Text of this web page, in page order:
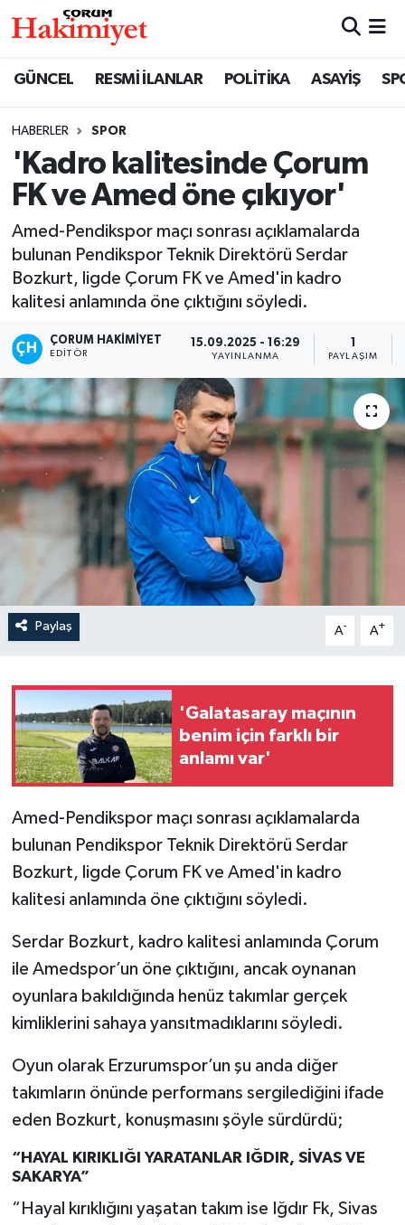
GÜNCEL RESMİ İLANLAR POLİTİKA ASAYİŞ
HABERLER SPOR
'Kadro kalitesinde Çorum
FK ve Amed öne çıkıyor'
Amed-Pendikspor maçı sonrası açıklamalarda
bulunan Pendikspor Teknik Direktörü Serdar
Bozkurt, ligde Çorum FK ve Amed'in kadro
kalitesi anlamında öne çıktığını söyledi.
ÇORUM HAKIMIYET
EDITÖR
15.09.2025 - 16:29
YAYINLANMA
1
PAYLAŞIM
Paylaş A- A+
'Galatasaray maçının
benim için farklı bir
anlamı var'
Amed-Pendikspor maçı sonrası açıklamalarda
bulunan Pendikspor Teknik Direktörü Serdar
Bozkurt, ligde Çorum FK ve Amed'in kadro
kalitesi anlamında öne çıktığını söyledi.
Serdar Bozkurt, kadro kalitesi anlamında Çorum
ile Amedspor’un öne çıktığını, ancak oynanan
oyunlara bakıldığında henüz takımlar gerçek
kimliklerini sahaya yansıtmadıklarını söyledi.
Oyun olarak Erzurumspor’un şu anda diğer
takımların önünde performans sergilediğini ifade
eden Bozkurt, konuşmasını şöyle sürdürdü;
“HAYAL KIRIKLIĞI YARATANLAR IĞDIR, SİVAS VE
SAKARYA”
“Hayal kırıklığını yaşatan takım ise Iğdır Fk, Sivas
SAĞLIK
ASAYİŞ
EKONOMİ
GÜNCEL
AKTÜEL
EĞİTİM
İLÇELER
OTOPARK
TEKNOLOJİ
Nöbetçi Eczaneler
Çorum Namaz Vakitleri
Trafik Durumu
Süper Lig Puan Durumu ve Fikstür
Tüm Manşetler
Son Dakika Haberleri
Haber Arşivi